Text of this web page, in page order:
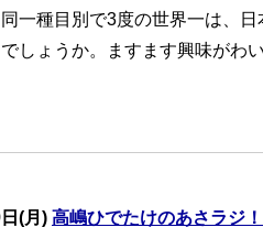
一種目別で3度の世界一は、
しょうか。ますます興味がわ
(月) 高嶋ひでたけのあさラジ！